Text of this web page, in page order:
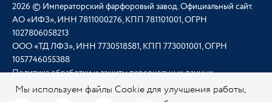
2026 © Императорский фарфоровый завод. Официальный сайт.
АО «ИФЗ», ИНН 7811000276, КПП 781101001, ОГРН
1027806058213
ООО «ТД ЛФЗ», ИНН 7730518581, КПП 773001001, ОГРН
1057746055388
Политика обработки и защиты персональных данных
Мы используем файлы Cookie для улучшения работы,